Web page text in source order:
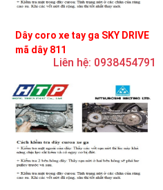
Dây coro xe tay ga SKY DRIVE
mã dây 811
Liên hệ: 0938454791